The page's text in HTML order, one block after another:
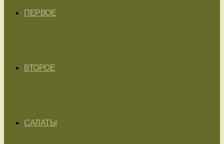
ПЕРВОЕ
ВТОРОЕ
САЛАТЫ